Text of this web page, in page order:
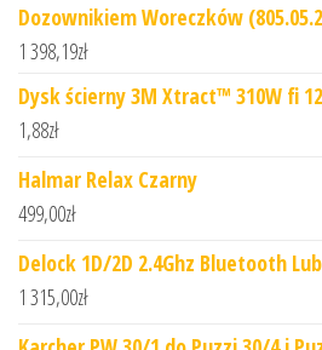
Dozownikiem Woreczków
1 398,19zł
Dysk ścierny 3M Xtract™ 310W fi
1,88zł
Halmar Relax Czarny
499,00zł
Delock 1D/2D 2.4Ghz Bluetooth
1 315,00zł